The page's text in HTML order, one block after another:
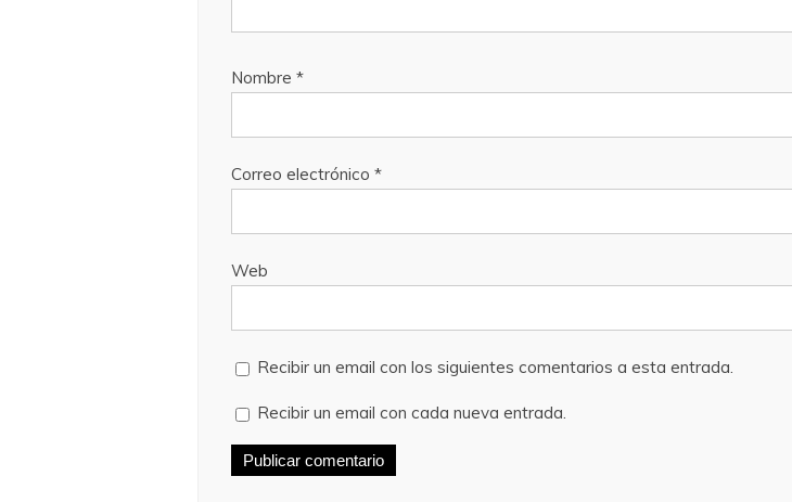
Nombre *
Correo electrónico *
Web
Recibir un email con los siguientes comentarios a esta entrada.
Recibir un email con cada nueva entrada.